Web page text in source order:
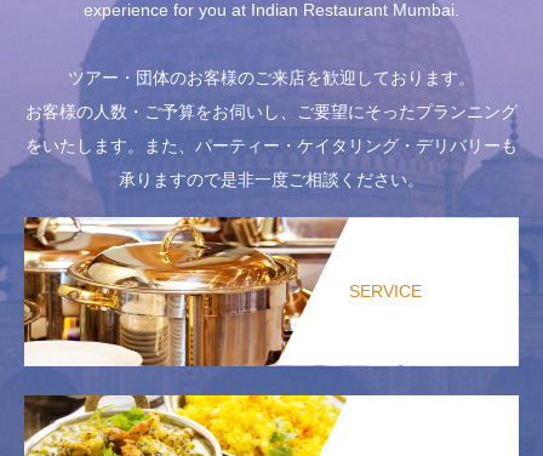
experience for you at Indian Restaurant Mumbai.
ツアー・団体のお客様のご来店を歓迎しております。
お客様の人数・ご予算をお伺いし、ご要望にそったプランニング
をいたします。また、パーティー・ケイタリング・デリバリーも
承りますので是非一度ご相談ください。
SERVICE